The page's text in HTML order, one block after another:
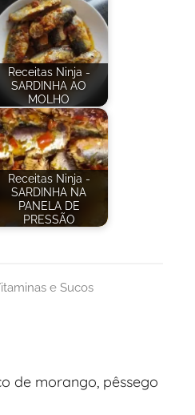
Receitas Ninja -
SARDINHA AO
MOLHO
Receitas Ninja -
SARDINHA NA
PANELA DE
PRESSÃO
e Sucos
de morango, pêssego